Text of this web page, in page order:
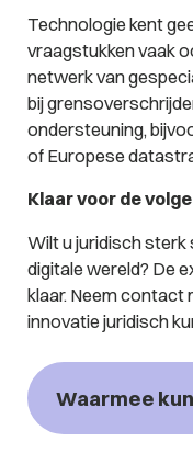
Technologie kent
vraagstukken vaak
netwerk van
bij
ondersteuning,
of Europese
Klaar voor de
Wilt u juridisch sterk
digitale wereld? De
klaar. Neem contact
innovatie juridisch
Waarmee